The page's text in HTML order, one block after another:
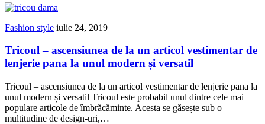
Fashion style iulie 24, 2019
Tricoul – ascensiunea de la un articol vestimentar de
lenjerie pana la unul modern și versatil
Tricoul – ascensiunea de la un articol vestimentar de lenjerie pana la
unul modern și versatil Tricoul este probabil unul dintre cele mai
populare articole de îmbrăcăminte. Acesta se găsește sub o
multitudine de design-uri,…